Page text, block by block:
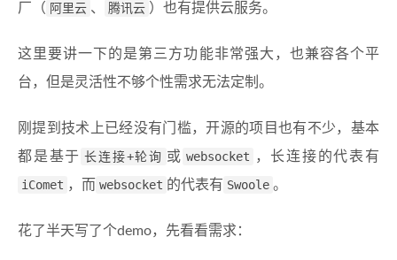
厂（ 阿里云 、 腾讯云 ）也有提供云服务。
这里要讲一下的是第三方功能非常强大，也兼容各个平
台，但是灵活性不够个性需求无法定制。
刚提到技术上已经没有门槛，开源的项目也有不少，基本
都是基于 长连接+轮询 或 websocket ，长连接的代表有
iComet ，而 websocket 的代表有 Swoole 。
花了半天写了个demo，先看看需求：